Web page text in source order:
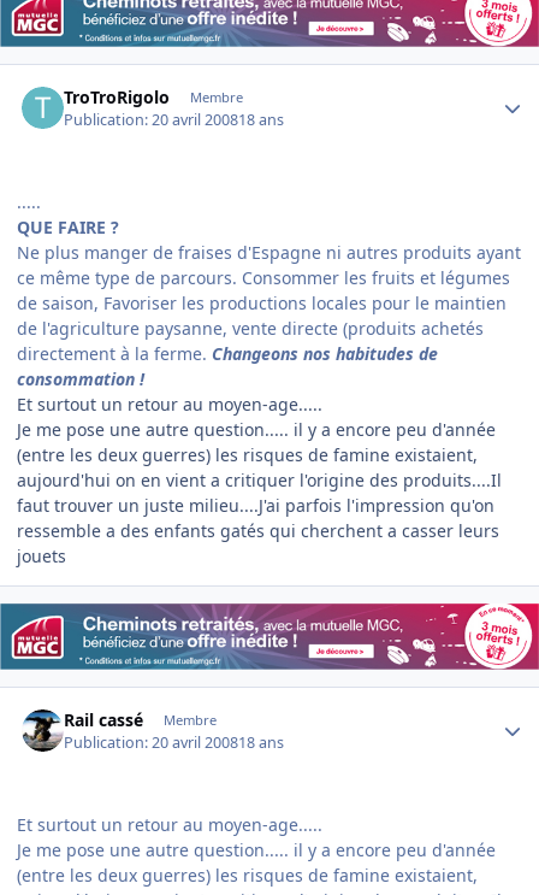
TroTroRigolo Membre
Publication:20 avril 200818 ans
.....
QUE FAIRE ?
Ne plus manger de fraises d'Espagne ni autres produits ayant
ce même type de parcours. Consommer les fruits et légumes
de saison, Favoriser les productions locales pour le maintien
de l'agriculture paysanne, vente directe (produits achetés
directement à la ferme. Changeons nos habitudes de
consommation !
Et surtout un retour au moyen-age.....
Je me pose une autre question..... il y a encore peu d'année
(entre les deux guerres) les risques de famine existaient,
aujourd'hui on en vient a critiquer l'origine des produits....Il
faut trouver un juste milieu....J'ai parfois l'impression qu'on
ressemble a des enfants gatés qui cherchent a casser leurs
jouets
Rail cassé Membre
Publication:20 avril 200818 ans
Et surtout un retour au moyen-age.....
Je me pose une autre question..... il y a encore peu d'année
(entre les deux guerres) les risques de famine existaient,